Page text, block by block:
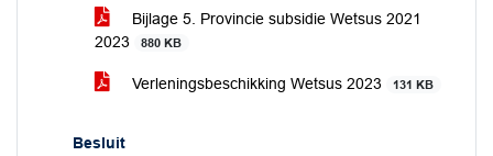
Bijlage 5. Provincie subsidie Wetsus 2021
2023
880 KB
Verleningsbeschikking Wetsus 2023 131 KB
Besluit